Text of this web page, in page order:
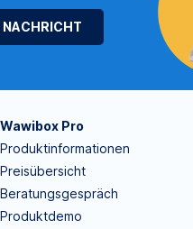
NACHRICHT
Wawibox Pro
Produktinformationen
Preisübersicht
Beratungsgespräch
Produktdemo